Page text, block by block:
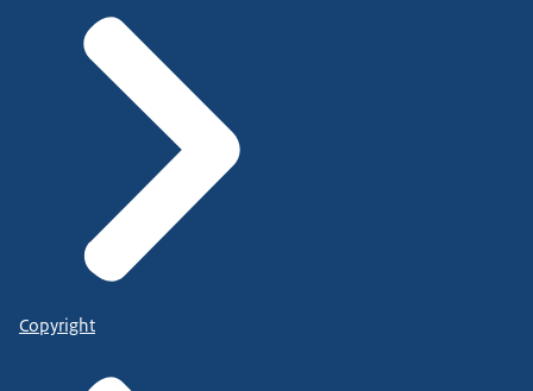
Copyright